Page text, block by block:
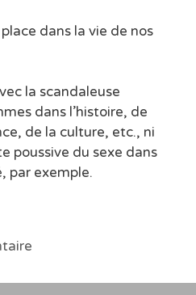
dans la vie de nos
la scandaleuse
dans l’histoire, de
de la culture, etc., ni
poussive du sexe dans
par exemple.